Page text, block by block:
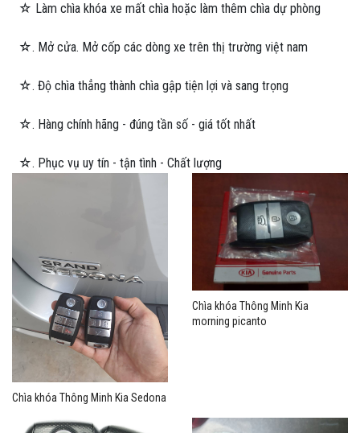
☆ Làm chìa khóa xe mất chìa hoặc làm thêm chìa dự phòng
☆. Mở cửa. Mở cốp các dòng xe trên thị trường việt nam
☆. Độ chìa thẳng thành chìa gập tiện lợi và sang trọng
☆. Hàng chính hãng - đúng tần số - giá tốt nhất
☆. Phục vụ uy tín - tận tình - Chất lượng
Chìa khóa Thông Minh Kia Sedona
Chìa khóa Thông Minh Kia
morning picanto